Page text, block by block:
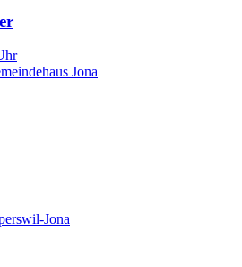
Jona
Jona